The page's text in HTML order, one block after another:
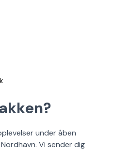
under åben
Vi sender dig